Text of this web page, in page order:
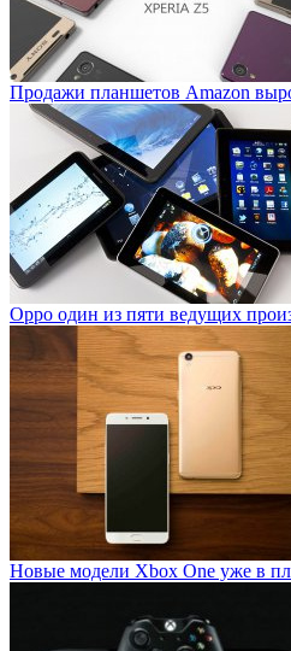
Продажи планшетов Amazon
Oppo один из пяти ведущих
Новые модели Xbox One уже в